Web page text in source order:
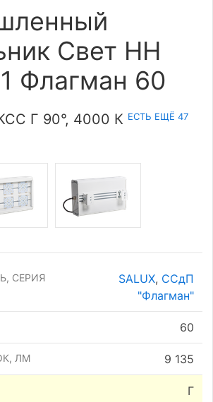
Свет НН
Флагман 60
Г 90°, 4000 К ЕСТЬ ЕЩЁ 47
СЕРИЯ SALUX, ССдП
"Флагман"
60
ЛМ 9 135
Г